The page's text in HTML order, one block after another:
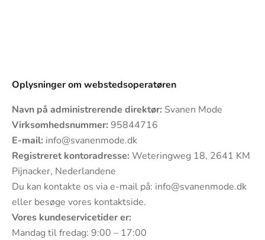
Oplysninger om webstedsoperatøren
Navn på administrerende direktør: Svanen Mode
Virksomhedsnummer: 95844716
E-mail: info@svanenmode.dk
Registreret kontoradresse: Weteringweg 18, 2641 KM
Pijnacker, Nederlandene
Du kan kontakte os via e-mail på: info@svanenmode.dk
eller besøge vores kontaktside.
Vores kundeservicetider er:
Mandag til fredag: 9:00 – 17:00